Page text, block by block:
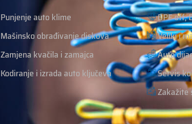
Punjenje auto klime
Mašinsko obrađivanje diskova
Zamjena kvačila i zamajca
Kodiranje i izrada auto ključeva
DPF off,
Veliki i
Auto
Servis
Zakažite